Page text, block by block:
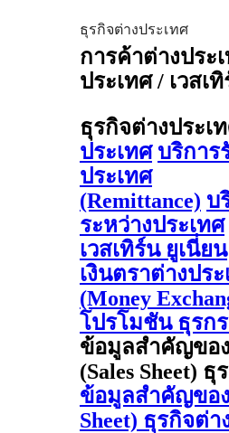
ธุรกิจต่างประเทศ
การค้าต่างประ
ประเทศ / เวสเ
ธุรกิจต่างประเ
ประเทศ บริการ
ประเทศ
(Remittance) บ
ระหว่างประเทศ
เวสเทิร์น ยูเนี่ยน
เงินตราต่างประ
(Money
โปรโมชัน ธุรก
ข้อมูลสำคัญข
(Sales Sheet)
ข้อมูลสำคัญขอ
Sheet) ธุรกิจต่า